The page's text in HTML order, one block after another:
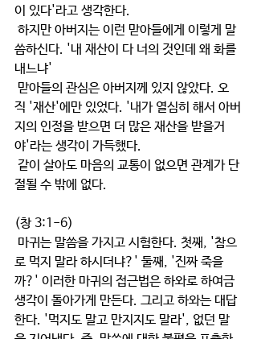
이 있다'라고 생각한다.
씀하신다. '내 재산이 다 너의 것인데 왜 화를
내느냐'
직 '재산'에만 있었다. '내가 열심히 해서 아버
지의 인정을 받으면 더 많은 재산을 받을거
야'라는 생각이 가득했다.
절될 수 밖에 없다.
(창 3:1-6)
로 먹지 말라 하시더냐?' 둘째, '진짜 죽을
까?' 이러한 마귀의 접근법은 하와로 하여금
생각이 돌아가게 만든다. 그리고 하와는 대답
한다. '먹지도 말고 만지지도 말라', 없던 말